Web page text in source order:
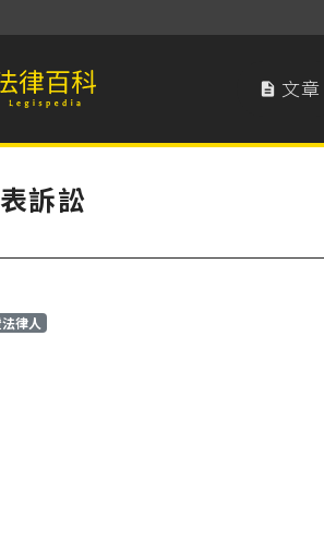
Legispedia  文章
訴訟
律人